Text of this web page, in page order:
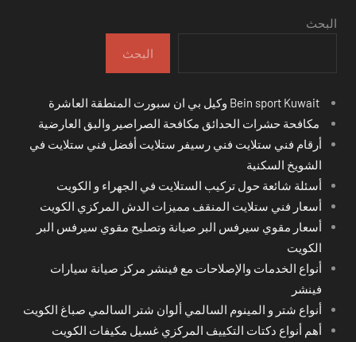
البحث
البحث
مكافحة حشرات الحدائق مكافحة الصراصير والبق العارضية
أرقام فني ستلايت فني رسيفر ستلايت أفضل فني ستلايت في
الشويخ السكنية
أسئلة شائعة حول تركيب الستلايت في الجهراء و الكويت
أسعار فني ستلايت المنقف مميزات الدش المركزي الكويت
أسعار مقوي سيرفس البر صيانة وتصليح مقوي سيرفس البر
الكويت
أنواع الخدمات والإصلاحات مع فينشر مركز صيانة سيارات
فينشر
أنواع شتر و المينوم السالمي ألوان شتر السالمي صباغ الكويت
أهم أنواع دكتات التكييف المركزي غسيل مكيفات الكويت